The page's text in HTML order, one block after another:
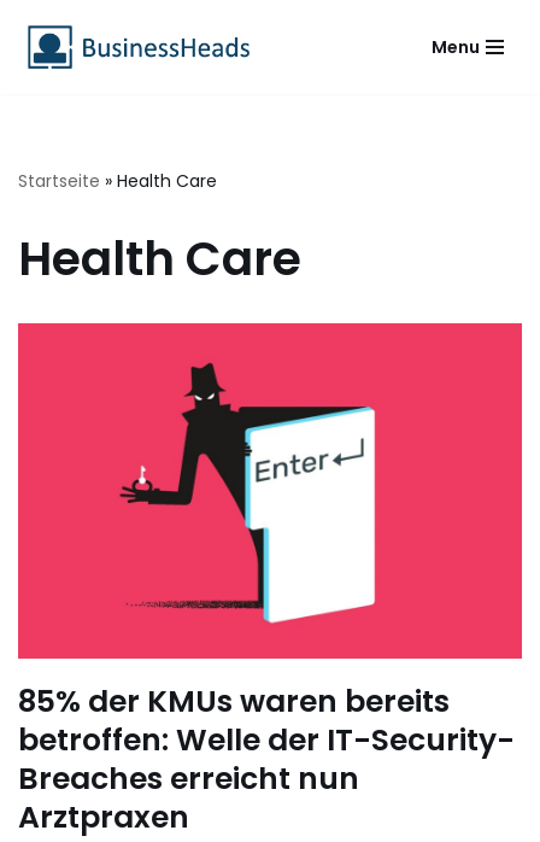
Zum
Menu
Startseite » Health Care
Health Care
85% der KMUs waren bereits
betroffen: Welle der IT-Security-
Breaches erreicht nun
Arztpraxen